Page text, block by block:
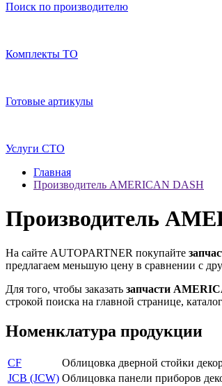
Поиск по производителю
Комплекты ТО
Готовые артикулы
Услуги СТО
Главная
Производитель AMERICAN DASH
Производитель
На сайте AUTOPARTNER покупайте
предлагаем меньшую цену в сравнении с
Для того, чтобы заказать запчасти
строкой поиска на главной странице,
Номенклатура продукции
CF
Облицовка дверной стойки
JCB (JCW) Облицовка панели приборов